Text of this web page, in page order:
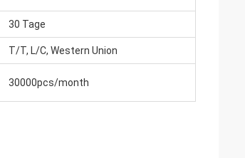
30 Tage
T/T, L/C, Western Union
30000pcs/month